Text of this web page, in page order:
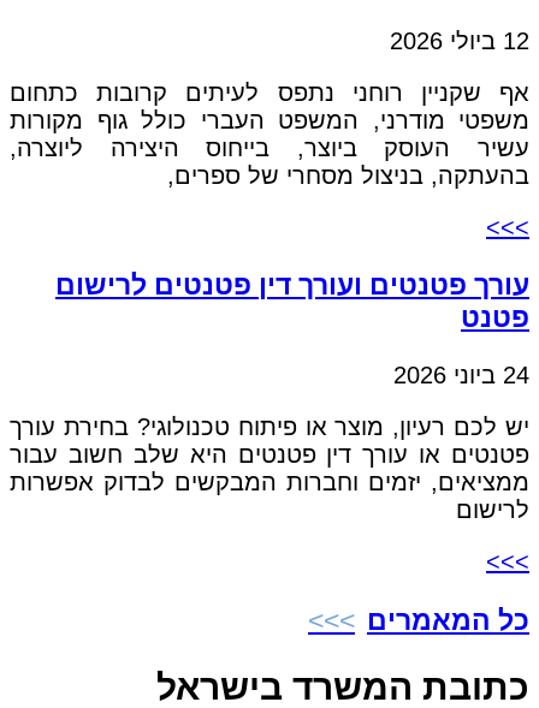
12 ביולי 2026
אף שקניין רוחני נתפס לעיתים קרובות כתחום
משפטי מודרני, המשפט העברי כולל גוף מקורות
עשיר העוסק ביוצר, בייחוס היצירה ליוצרה,
בהעתקה, בניצול מסחרי של ספרים,
>>>
עורך פטנטים ועורך דין פטנטים לרישום
פטנט
24 ביוני 2026
יש לכם רעיון, מוצר או פיתוח טכנולוגי? בחירת עורך
פטנטים או עורך דין פטנטים היא שלב חשוב עבור
ממציאים, יזמים וחברות המבקשים לבדוק אפשרות
לרישום
>>>
כל המאמרים
כתובת המשרד בישראל